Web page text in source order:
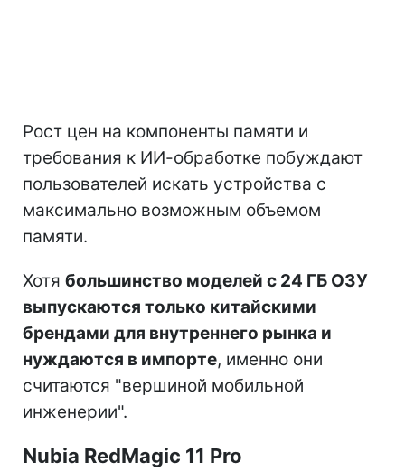
Рост цен на компоненты памяти и
требования к ИИ-обработке побуждают
пользователей искать устройства с
максимально возможным объемом
памяти.
Хотя большинство моделей с 24 ГБ ОЗУ
выпускаются только китайскими
брендами для внутреннего рынка и
нуждаются в импорте, именно они
считаются "вершиной мобильной
инженерии".
Nubia RedMagic 11 Pro